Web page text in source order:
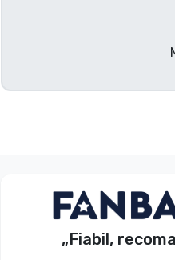
„Fiabil,
S.
2026.